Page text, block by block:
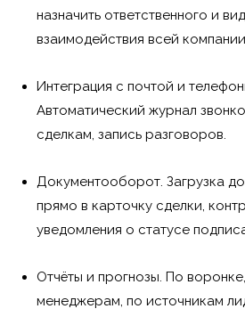
назначить ответственного и
взаимодействия всей
Интеграция с почтой и
Автоматический журнал
сделкам, запись разговоров.
Документооборот. Загрузка
прямо в карточку сделки,
уведомления о статусе
Отчёты и прогнозы. По
менеджерам, по источникам